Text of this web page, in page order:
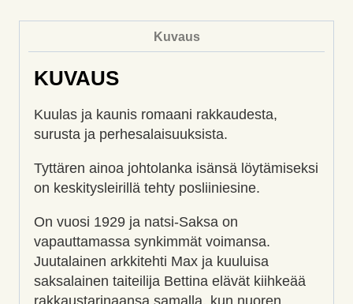
Kuvaus
KUVAUS
Kuulas ja kaunis romaani rakkaudesta,
surusta ja perhesalaisuuksista.
Tyttären ainoa johtolanka isänsä löytämiseksi
on keskitysleirillä tehty posliiniesine.
On vuosi 1929 ja natsi-Saksa on
vapauttamassa synkimmät voimansa.
Juutalainen arkkitehti Max ja kuuluisa
saksalainen taiteilija Bettina elävät kiihkeää